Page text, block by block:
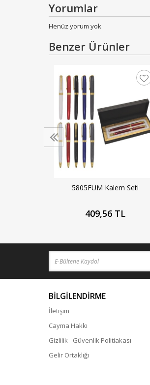
Yorumlar
Henüz yorum yok
Benzer Ürünler
5805FUM Kalem Seti
409,56 TL
BİLGİLENDİRME
İletişim
Cayma Hakkı
Gizlilik - Güvenlik Politiakası
Gelir Ortaklığı